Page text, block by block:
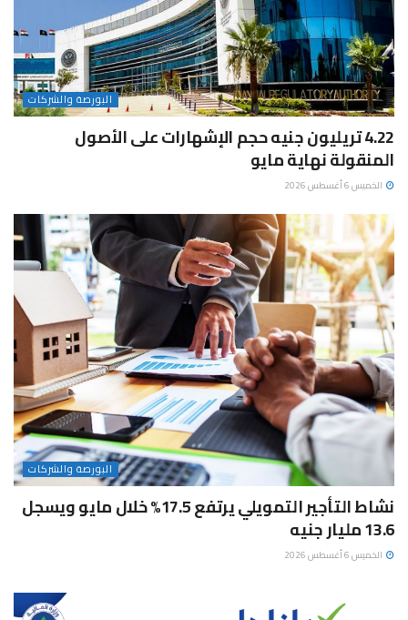
البورصة والشركات
4.22 تريليون جنيه حجم الإشهارات على الأصول
المنقولة نهاية مايو
الخميس 6 أغسطس 2026
البورصة والشركات
نشاط التأجير التمويلي يرتفع 17.5% خلال مايو ويسجل
13.6 مليار جنيه
الخميس 6 أغسطس 2026